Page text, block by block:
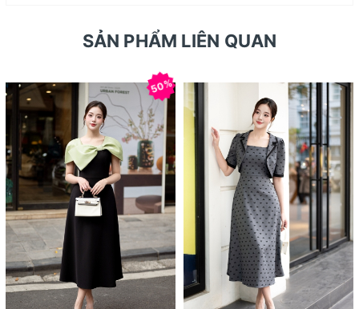
SẢN PHẨM LIÊN QUAN
50%